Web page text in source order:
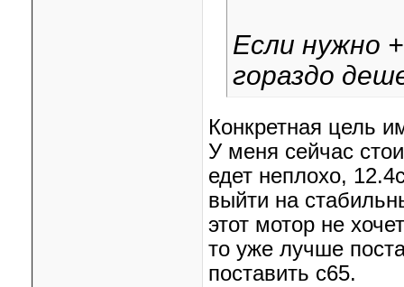
Если нужно
гораздо
Конкретная цель
У меня сейчас
едет неплохо,
выйти на
этот мотор не
то уже лучше
поставить с65.